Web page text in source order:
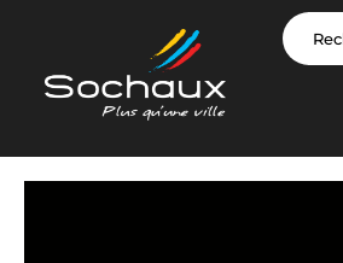
Panneau de gestion des cookies